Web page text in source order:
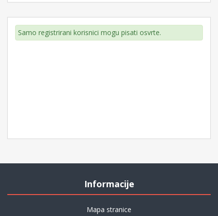
Samo registrirani korisnici mogu pisati osvrte.
Informacije
Mapa stranice